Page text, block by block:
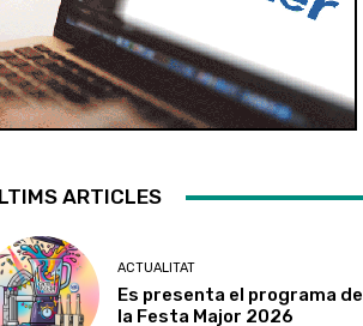
ARTICLES
ACTUALITAT
Es presenta el programa de
la Festa Major 2026